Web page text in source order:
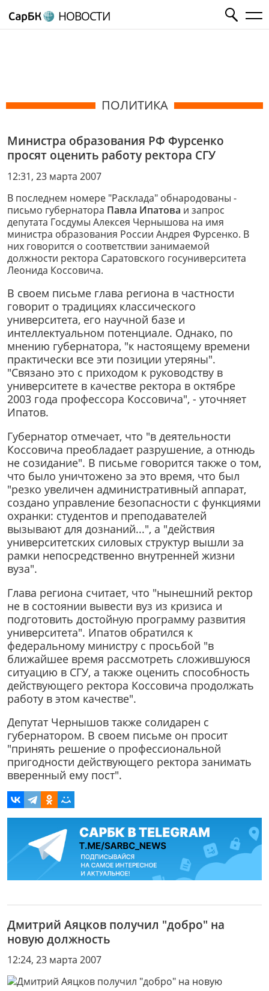
НОВОСТИ
ПОЛИТИКА
Министра образования РФ Фурсенко
просят оценить работу ректора СГУ
12:31, 23 марта 2007
В последнем номере "Расклада" обнародованы -
письмо губернатора Павла Ипатова и запрос
депутата Госдумы Алексея Чернышова на имя
министра образования России Андрея Фурсенко. В
них говорится о соответствии занимаемой
должности ректора Саратовского госуниверситета
Леонида Коссовича.
В своем письме глава региона в частности
говорит о традициях классического
университета, его научной базе и
интеллектуальном потенциале. Однако, по
мнению губернатора, "к настоящему времени
практически все эти позиции утеряны".
"Связано это с приходом к руководству в
университете в качестве ректора в октябре
2003 года профессора Коссовича", - уточняет
Ипатов.
Губернатор отмечает, что "в деятельности
Коссовича преобладает разрушение, а отнюдь
не созидание". В письме говорится также о том,
что было уничтожено за это время, что был
"резко увеличен административный аппарат,
создано управление безопасности с функциями
охранки: студентов и преподавателей
вызывают для дознаний...", а "действия
университетских силовых структур вышли за
рамки непосредственно внутренней жизни
вуза".
Глава региона считает, что "нынешний ректор
не в состоянии вывести вуз из кризиса и
подготовить достойную программу развития
университета". Ипатов обратился к
федеральному министру с просьбой "в
ближайшее время рассмотреть сложившуюся
ситуацию в СГУ, а также оценить способность
действующего ректора Коссовича продолжать
работу в этом качестве".
Депутат Чернышов также солидарен с
губернатором. В своем письме он просит
"принять решение о профессиональной
пригодности действующего ректора занимать
вверенный ему пост".
Дмитрий Аяцков получил "добро" на
новую должность
12:24, 23 марта 2007